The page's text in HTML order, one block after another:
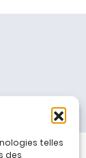
telles
des